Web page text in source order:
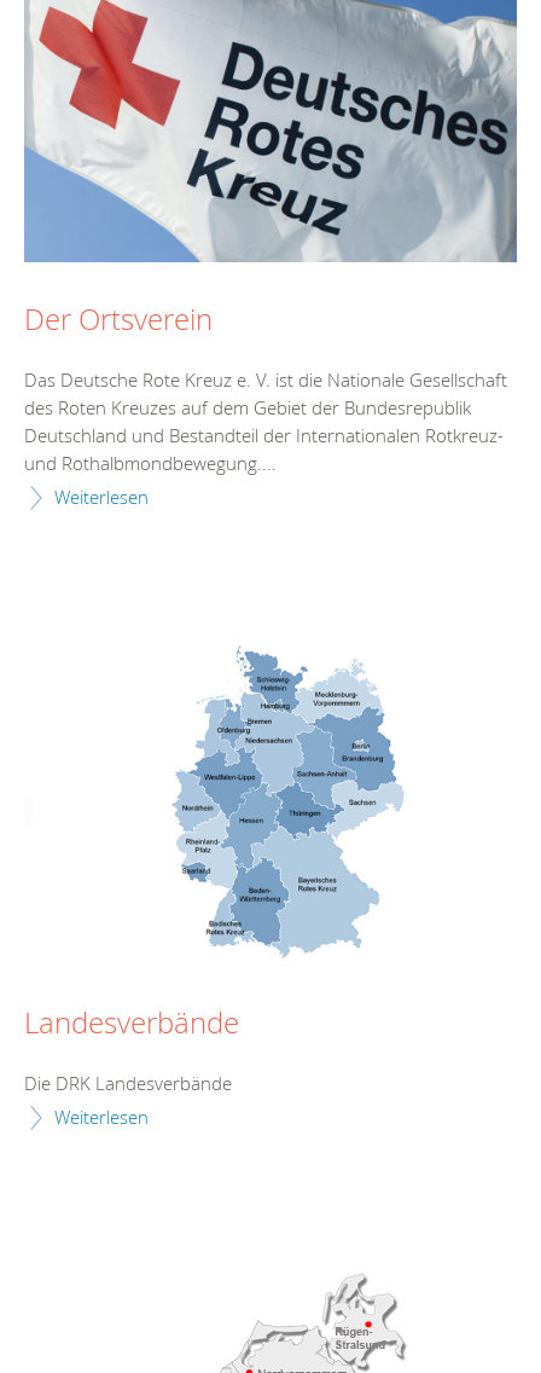
Der Ortsverein
Das Deutsche Rote Kreuz e. V. ist die Nationale Gesellschaft
des Roten Kreuzes auf dem Gebiet der Bundesrepublik
Deutschland und Bestandteil der Internationalen Rotkreuz-
und Rothalbmondbewegung....
Weiterlesen
Landesverbände
Die DRK Landesverbände
Weiterlesen